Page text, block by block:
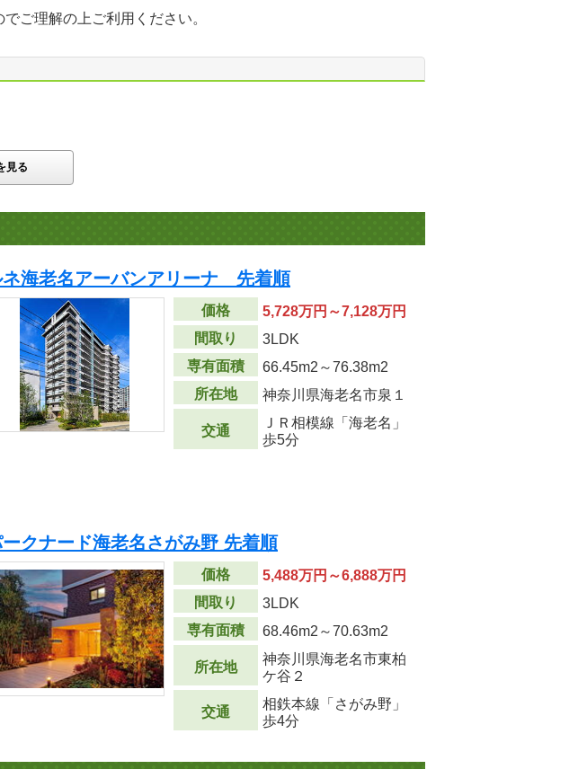
ご理解の上ご利用ください。
見る
ネ海老名アーバンアリーナ 先着順
価格
5,728万円～7,128万円
間取り
3LDK
専有面積
66.45m2 ～76.38m2
所在地
神奈川県海老名市泉１
交通
ＪＲ相模線「海老名」
歩5分
クナード海老名さがみ野 先着順
価格
5,488万円～6,888万円
間取り
3LDK
専有面積
68.46m2 ～70.63m2
所在地
神奈川県海老名市東柏
ケ谷２
交通
相鉄本線「さがみ野」
歩4分